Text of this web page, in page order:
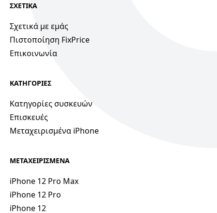
ΣΧΕΤΙΚΑ
Σχετικά με εμάς
Πιστοποίηση FixPrice
Επικοινωνία
ΚΑΤΗΓΟΡΙΕΣ
Κατηγορίες συσκευών
Επισκευές
Μεταχειρισμένα iPhone
ΜΕΤΑΧΕΙΡΙΣΜΕΝΑ
iPhone 12 Pro Max
iPhone 12 Pro
iPhone 12